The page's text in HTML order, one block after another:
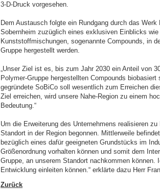
3-D-Druck vorgesehen.
Dem Austausch folgte ein Rundgang durch das Werk
Sobernheim zuzüglich eines exklusiven Einblicks wie
Kunststoffmischungen, sogenannte Compounds, in
Gruppe hergestellt werden.
„Unser Ziel ist es, bis zum Jahr 2030 ein Anteil von
Polymer-Gruppe hergestellten Compounds biobasiert
gegründete SoBiCo soll wesentlich zum Erreichen
Ziel erreichen, wird unsere Nahe-Region zu einem
Bedeutung.“
Um die Erweiterung des Unternehmens realisieren
Standort in der Region begonnen. Mittlerweile
bezüglich eines dafür geeigneten Grundstücks im
Größenordnung vorhalten können und somit dem
Gruppe, an unserem Standort nachkommen
Entwicklung einleiten können.“ erklärte dazu Herr
Zurück